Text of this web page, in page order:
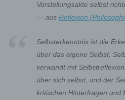
Vorstellungsakte selbst
— aus Reflexion
Selbsterkenntnis ist die
über das eigene Selbst.
verwandt mit
über sich selbst, und der
kritischen Hinterfragen und